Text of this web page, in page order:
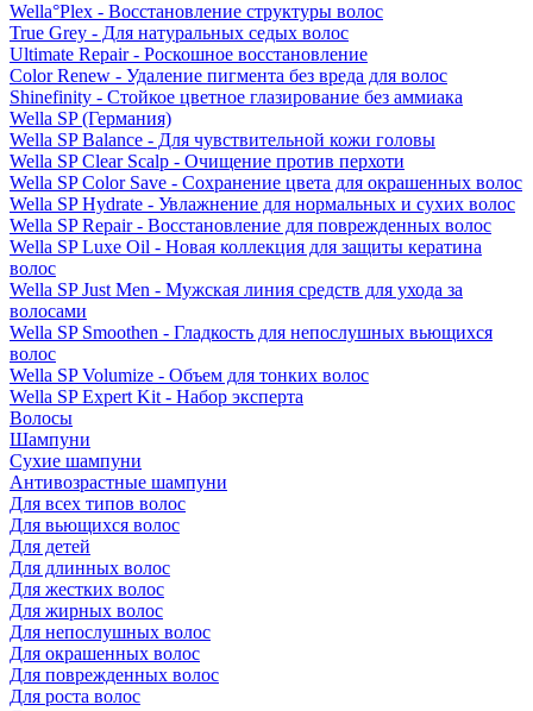
Wella°Plex - Восстановление структуры волос
True Grey - Для натуральных седых волос
Ultimate Repair - Роскошное восстановление
Color Renew - Удаление пигмента без вреда для волос
Shinefinity - Стойкое цветное глазирование без аммиака
Wella SP (Германия)
Wella SP Balance - Для чувствительной кожи головы
Wella SP Clear Scalp - Очищение против перхоти
Wella SP Color Save - Сохранение цвета для окрашенных волос
Wella SP Hydrate - Увлажнение для нормальных и сухих волос
Wella SP Repair - Восстановление для поврежденных волос
Wella SP Luxe Oil - Новая коллекция для защиты кератина
волос
Wella SP Just Men - Мужская линия средств для ухода за
волосами
Wella SP Smoothen - Гладкость для непослушных вьющихся
волос
Wella SP Volumize - Объем для тонких волос
Wella SP Expert Kit - Набор эксперта
Волосы
Шампуни
Сухие шампуни
Антивозрастные шампуни
Для всех типов волос
Для вьющихся волос
Для детей
Для длинных волос
Для жестких волос
Для жирных волос
Для непослушных волос
Для окрашенных волос
Для поврежденных волос
Для роста волос